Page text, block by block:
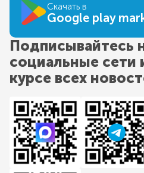
Скачать в
Google play
Подписывайтесь
социальные сети
курсе всех